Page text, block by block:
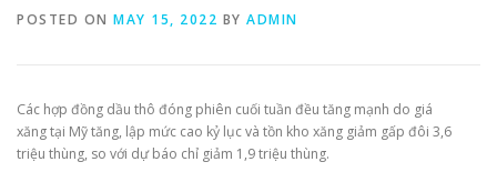
POSTED ON MAY 15, 2022 BY ADMIN
Các hợp đồng dầu thô đóng phiên cuối tuần đều tăng mạnh do giá
xăng tại Mỹ tăng, lập mức cao kỷ lục và tồn kho xăng giảm gấp đôi 3,6
triệu thùng, so với dự báo chỉ giảm 1,9 triệu thùng.